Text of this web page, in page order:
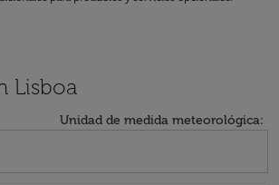
Lisboa
Unidad de medida meteorológica: